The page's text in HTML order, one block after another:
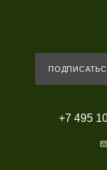
+7 495